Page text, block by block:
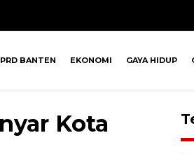
BANTEN EKONOMI GAYA HIDUP
Kota